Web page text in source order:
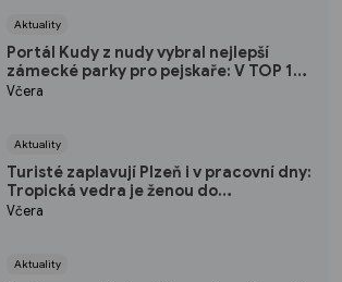
Aktuality
Portál Kudy z nudy vybral nejlepší
zámecké parky pro pejskaře: V TOP 10
nechybí ani jeden kousek od Plzně
Včera
Aktuality
Turisté zaplavují Plzeň i v pracovní dny:
Tropická vedra je ženou do
pivovarských sklepů a podzemí
Včera
Aktuality